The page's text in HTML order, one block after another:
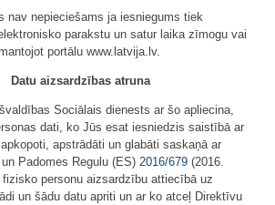
nav nepieciešams ja iesniegums tiek
parakstu un satur laika zīmogu vai
portālu www.latvija.lv.
Datu aizsardzības atruna
Sociālais dienests ar šo apliecina,
dati, ko Jūs esat iesniedzis saistībā ar
apstrādāti un glabāti saskaņā ar
Padomes Regulu (ES) 2016/679 (2016.
personu aizsardzību attiecībā uz
un šādu datu apriti un ar ko atceļ Direktīvu